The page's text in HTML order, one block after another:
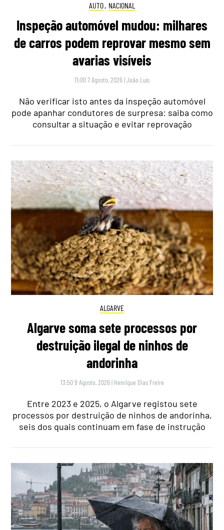
AUTO, NACIONAL
Inspeção automóvel mudou: milhares
de carros podem reprovar mesmo sem
avarias visíveis
11:00 7 Agosto, 2026 |João Luís
Não verificar isto antes da inspeção automóvel
pode apanhar condutores de surpresa: saiba como
consultar a situação e evitar reprovação
ALGARVE
Algarve soma sete processos por
destruição ilegal de ninhos de
andorinha
13:50 9 Agosto, 2026 | Henrique Dias Freire
Entre 2023 e 2025, o Algarve registou sete
processos por destruição de ninhos de andorinha,
seis dos quais continuam em fase de instrução